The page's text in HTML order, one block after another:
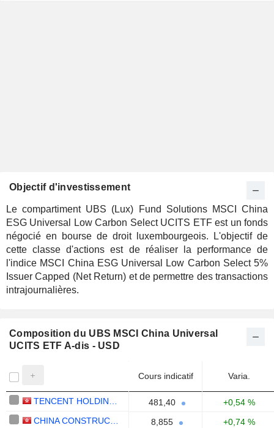
Objectif d'investissement
Le compartiment UBS (Lux) Fund Solutions MSCI China
ESG Universal Low Carbon Select UCITS ETF est un fonds
négocié en bourse de droit luxembourgeois. L'objectif de
cette classe d'actions est de réaliser la performance de
l'indice MSCI China ESG Universal Low Carbon Select 5%
Issuer Capped (Net Return) et de permettre des transactions
intrajournalières.
Composition du UBS MSCI China Universal
UCITS ETF A-dis - USD
Cours indicatif Varia.
481,40
+0,54 %
8,855
+0,74 %